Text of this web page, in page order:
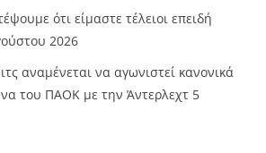
ότι είμαστε τέλειοι επειδή
2026
αναμένεται να αγωνιστεί κανονικά
του ΠΑΟΚ με την Άντερλεχτ 5